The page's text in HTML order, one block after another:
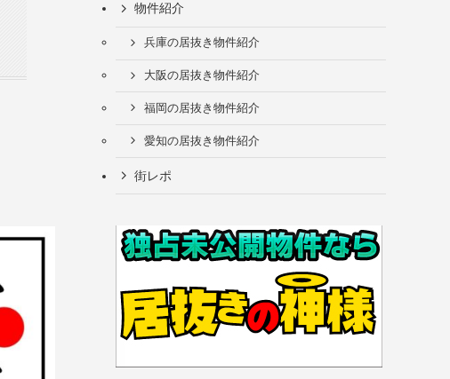
物件紹介
兵庫の居抜き物件紹介
大阪の居抜き物件紹介
福岡の居抜き物件紹介
愛知の居抜き物件紹介
街レポ